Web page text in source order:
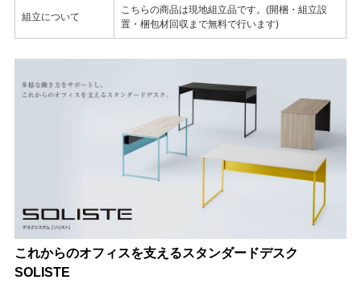
組立について
こちらの商品は現地組立品です。(開梱・組立設
置・梱包材回収まで無料で行います)
これからのオフィスを支えるスタンダードデスク
SOLISTE